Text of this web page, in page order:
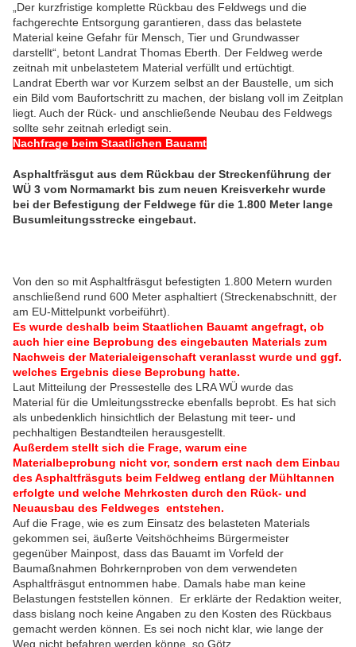
„Der kurzfristige komplette Rückbau des Feldwegs und die
fachgerechte Entsorgung garantieren, dass das belastete
Material keine Gefahr für Mensch, Tier und Grundwasser
darstellt“, betont Landrat Thomas Eberth. Der Feldweg werde
zeitnah mit unbelastetem Material verfüllt und ertüchtigt.
Landrat Eberth war vor Kurzem selbst an der Baustelle, um sich
ein Bild vom Baufortschritt zu machen, der bislang voll im Zeitplan
liegt. Auch der Rück- und anschließende Neubau des Feldwegs
sollte sehr zeitnah erledigt sein.
Nachfrage beim Staatlichen Bauamt
Asphaltfräsgut aus dem Rückbau der Streckenführung der
WÜ 3 vom Normamarkt bis zum neuen Kreisverkehr wurde
bei der Befestigung der Feldwege für die 1.800 Meter lange
Busumleitungsstrecke eingebaut.
Von den so mit Asphaltfräsgut befestigten 1.800 Metern wurden
anschließend rund 600 Meter asphaltiert (Streckenabschnitt, der
am EU-Mittelpunkt vorbeiführt).
Es wurde deshalb beim Staatlichen Bauamt angefragt, ob
auch hier eine Beprobung des eingebauten Materials zum
Nachweis der Materialeigenschaft veranlasst wurde und ggf.
welches Ergebnis diese Beprobung hatte.
Laut Mitteilung der Pressestelle des LRA WÜ wurde das
Material für die Umleitungsstrecke ebenfalls beprobt. Es hat sich
als unbedenklich hinsichtlich der Belastung mit teer- und
pechhaltigen Bestandteilen herausgestellt.
Außerdem stellt sich die Frage, warum eine
Materialbeprobung nicht vor, sondern erst nach dem Einbau
des Asphaltfräsguts beim Feldweg entlang der Mühltannen
erfolgte und welche Mehrkosten durch den Rück- und
Neuausbau des Feldweges entstehen.
Auf die Frage, wie es zum Einsatz des belasteten Materials
gekommen sei, äußerte Veitshöchheims Bürgermeister
gegenüber Mainpost, dass das Bauamt im Vorfeld der
Baumaßnahmen Bohrkernproben von dem verwendeten
Asphaltfräsgut entnommen habe. Damals habe man keine
Belastungen feststellen können.
Er erklärte der Redaktion weiter,
dass bislang noch keine Angaben zu den Kosten des Rückbaus
gemacht werden können. Es sei noch nicht klar, wie lange der
Weg nicht befahren werden könne, so Götz.